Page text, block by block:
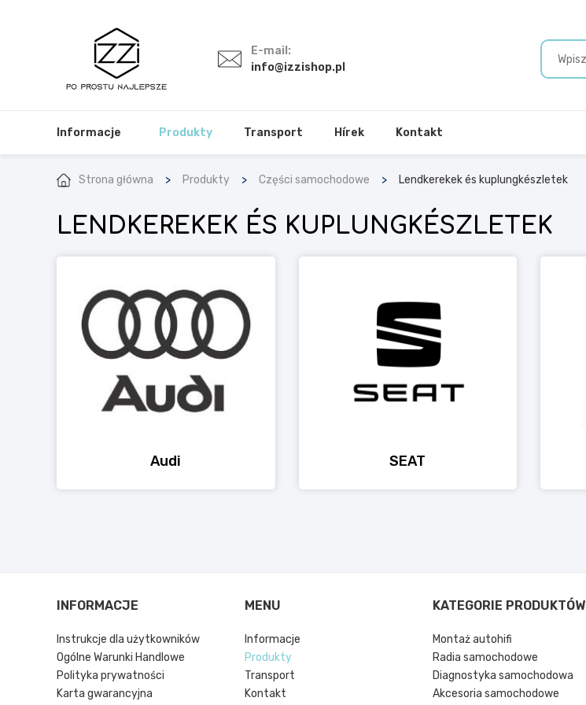
E-mail:
info@izzishop.pl
Informacje Produkty Transport Hírek Kontakt
Strona główna Produkty Części samochodowe Lendkerekek és kuplungkészletek
LENDKEREKEK ÉS KUPLUNGKÉSZLETEK
Audi SEAT
INFORMACJE
Instrukcje dla użytkowników
Ogólne Warunki Handlowe
Polityka prywatności
Karta gwarancyjna
MENU
Informacje
Produkty
Transport
Kontakt
KATEGORIE PRODUKTÓW
Montaż autohifi
Radia samochodowe
Diagnostyka samochodowa
Akcesoria samochodowe